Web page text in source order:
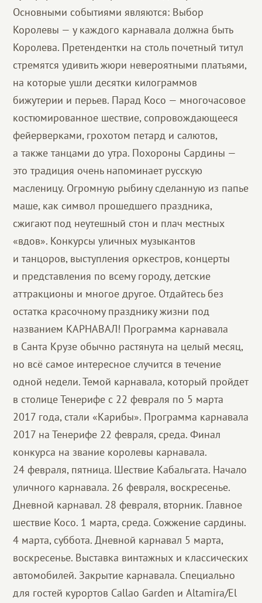
Основными событиями являются: Выбор
Королевы — у каждого карнавала должна быть
Королева. Претендентки на столь почетный титул
стремятся удивить жюри невероятными платьями,
на которые ушли десятки килограммов
бижутерии и перьев. Парад Косо — многочасовое
костюмированное шествие, сопровождающееся
фейерверками, грохотом петард и салютов,
а также танцами до утра. Похороны Сардины —
это традиция очень напоминает русскую
масленицу. Огромную рыбину сделанную из папье
маше, как символ прошедшего праздника,
сжигают под неутешный стон и плач местных
«вдов». Конкурсы уличных музыкантов
и танцоров, выступления оркестров, концерты
и представления по всему городу, детские
аттракционы и многое другое. Отдайтесь без
остатка красочному празднику жизни под
названием КАРНАВАЛ! Программа карнавала
в Санта Крузе обычно растянута на целый месяц,
но всё самое интересное случится в течение
одной недели. Темой карнавала, который пройдет
в столице Тенерифе с 22 февраля по 5 марта
2017 года, стали «Карибы». Программа карнавала
2017 на Тенерифе 22 февраля, среда. Финал
конкурса на звание королевы карнавала.
24 февраля, пятница. Шествие Кабальгата. Начало
уличного карнавала. 26 февраля, воскресенье.
Дневной карнавал. 28 февраля, вторник. Главное
шествие Косо. 1 марта, среда. Сожжение сардины.
4 марта, суббота. Дневной карнавал 5 марта,
воскресенье. Выставка винтажных и классических
автомобилей. Закрытие карнавала. Специально
для гостей курортов Callao Garden и Altamira/El